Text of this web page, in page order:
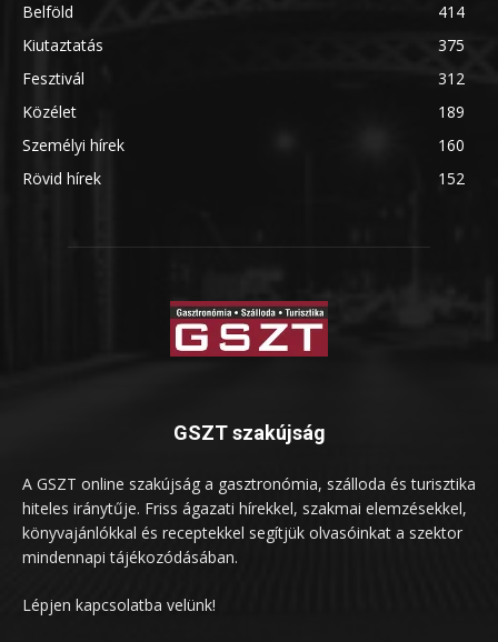
Belföld
414
Kiutaztatás
375
Fesztivál
312
Közélet
189
Személyi hírek
160
Rövid hírek
152
GSZT szakújság
A GSZT online szakújság a gasztronómia, szálloda és turisztika
hiteles iránytűje. Friss ágazati hírekkel, szakmai elemzésekkel,
könyvajánlókkal és receptekkel segítjük olvasóinkat a szektor
mindennapi tájékozódásában.
Lépjen kapcsolatba velünk!